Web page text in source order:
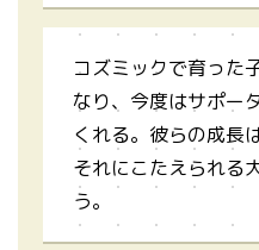
発泡入浴剤
コズミックで育った
なり、今度はサポー
くれる。彼らの成長
それにこたえられる
う。